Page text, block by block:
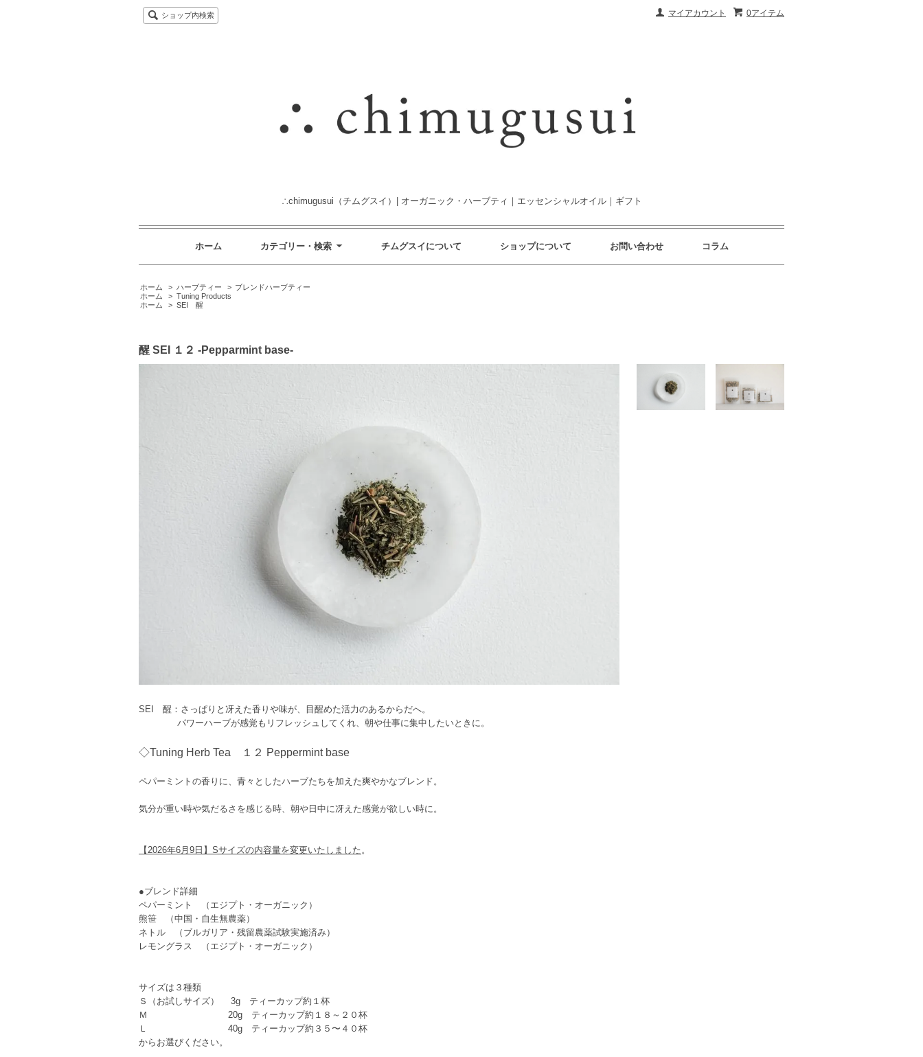
0アイテム
マイアカウント
ショップ内検索
∴chimugusui（チムグスイ）| オーガニック・ハーブティ｜エッセンシャルオイル｜ギフト
ホーム カテゴリー・検索 チムグスイについて ショップについて お問い合わせ コラム
ホーム > ハーブティー > ブレンドハーブティー
ホーム
> Tuning Products
ホーム
> SEI 醒
醒 SEI １２ -Pepparmint base-
SEI 醒：さっぱりと冴えた香りや味が、目醒めた活力のあるからだへ。
パワーハーブが感覚もリフレッシュしてくれ、朝や仕事に集中したいときに。
◇Tuning Herb Tea １２ Peppermint base
ペパーミントの香りに、青々としたハーブたちを加えた爽やかなブレンド。
気分が重い時や気だるさを感じる時、朝や日中に冴えた感覚が欲しい時に。
【2026年6月9日】Sサイズの内容量を変更いたしました 。
●ブレンド詳細
ペパーミント （エジプト・オーガニック）
熊笹 （中国・自生無農薬）
ネトル （ブルガリア・残留農薬試験実施済み）
レモングラス （エジプト・オーガニック）
サイズは３種類
Ｓ（お試しサイズ） 3g ティーカップ約１杯
Ｍ 20g ティーカップ約１８～２０杯
Ｌ 40g ティーカップ約３５〜４０杯
からお選びください。